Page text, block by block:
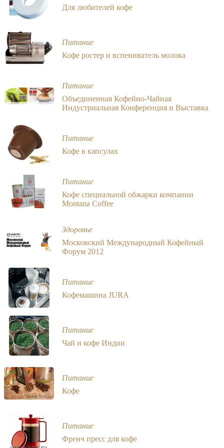
Для любителей кофе
Питание
Кофе ростер и вспениватель молока
Питание
Объединенная Кофейно-Чайная
Индустриальная Конференция и Выставка
Питание
Кофе в капсулах
Питание
Кофе специальной обжарки компании
Montana Coffee
Здоровье
Московский Международный Кофейный
Форум 2012
Питание
Кофемашина JURA
Питание
Чай и кофе Индии
Питание
Кофе
Питание
Френч пресс для кофе